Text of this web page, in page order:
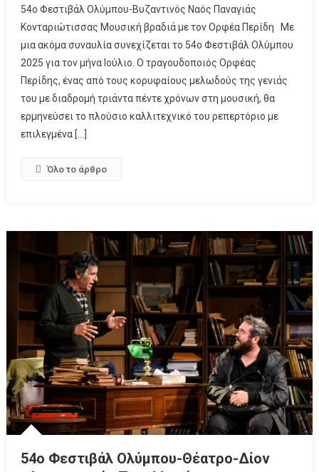
54ο Φεστιβάλ Ολύμπου-Βυζαντινός Ναός Παναγιάς
Κονταριώτισσας Μουσική βραδιά με τον Ορφέα Περίδη Με
μια ακόμα συναυλία συνεχίζεται το 54ο Φεστιβάλ Ολύμπου
2025 για τον μήνα Ιούλιο. Ο τραγουδοποιός Ορφέας
Περίδης, ένας από τους κορυφαίους μελωδούς της γενιάς
του με διαδρομή τριάντα πέντε χρόνων στη μουσική, θα
ερμηνεύσει το πλούσιο καλλιτεχνικό του ρεπερτόριο με
επιλεγμένα […]
Όλο το άρθρο
54ο Φεστιβάλ Ολύμπου-Θέατρο-Δίον